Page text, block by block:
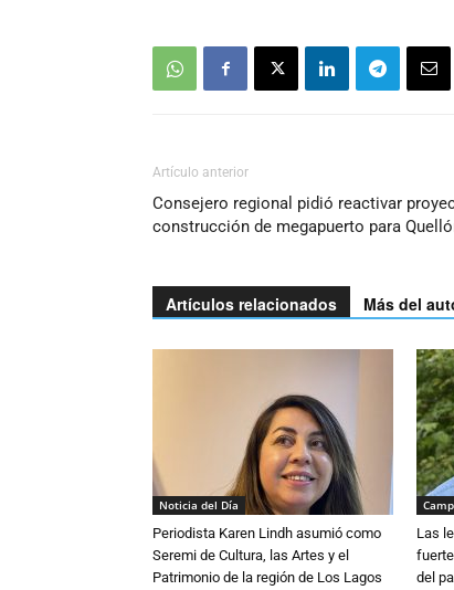
Artículo anterior
Consejero regional pidió reactivar
construcción de megapuerto para
Artículos relacionados Más del
Noticia del Día
Periodista Karen Lindh asumió como
Seremi de Cultura, las Artes y el
Patrimonio de la región de Los Lagos
Las
del